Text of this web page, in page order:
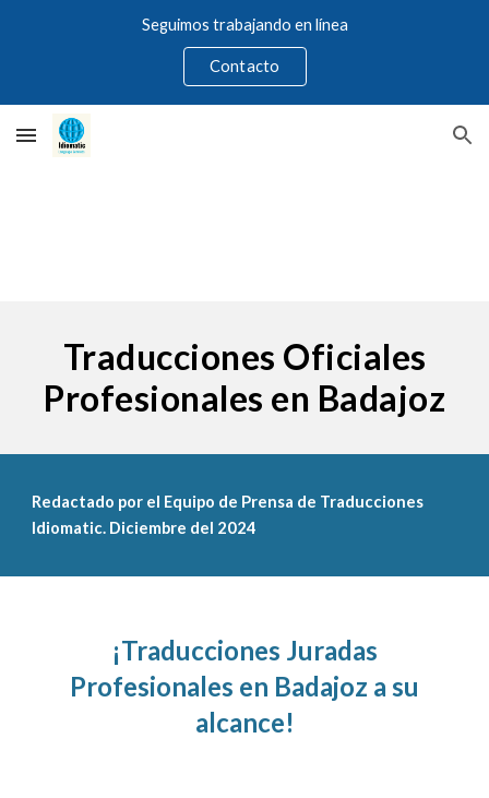
Skip to main content
Seguimos trabajando en línea
Contacto
Traducciones Oficiales
Profesionales en Badajoz
Redactado por el Equipo de Prensa de Traducciones
Idiomatic. Diciembre del 2024
¡Traducciones Juradas
Profesionales en Badajoz a su
alcance!